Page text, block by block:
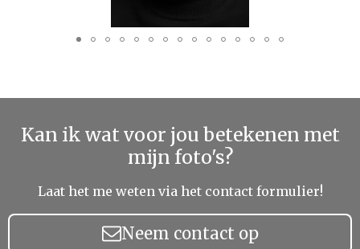
Kan ik wat voor jou betekenen met
mijn foto's?
Laat het me weten via het contact formulier!
Neem contact op